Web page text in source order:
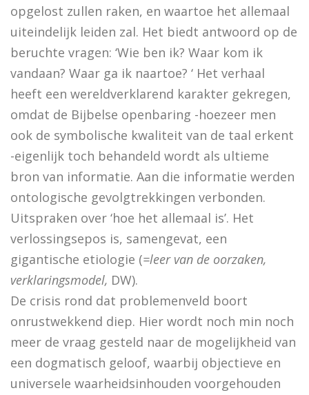
over identiteit
Erasmus: Sometimes a Spin Doctor is Right
levensbeschouwelijke vakken.
God is een vluchteling. De terugkeer van het
De visie van Freinet
I judge no one. A political life of Jesus
On Time, Punctuality, and Discipline in Early
Bach, muziek als een wenk uit de hemel
Kierkegaard’s Muse. The mystery of Regine Olson
De Bijbel in de Lage Landen
opgelost zullen raken, en waartoe het allemaal
uiteindelijk leiden zal. Het biedt antwoord op de
beruchte vragen: ‘Wie ben ik? Waar kom ik
vandaan? Waar ga ik naartoe? ‘ Het verhaal
heeft een wereldverklarend karakter gekregen,
omdat de Bijbelse openbaring -hoezeer men
ook de symbolische kwaliteit van de taal erkent
-eigenlijk toch behandeld wordt als ultieme
bron van informatie. Aan die informatie werden
ontologische gevolgtrekkingen verbonden.
Uitspraken over ‘hoe het allemaal is’. Het
verlossingsepos is, samengevat, een
gigantische etiologie (=leer van de oorzaken,
verklaringsmodel, DW).
De crisis rond dat problemenveld boort
onrustwekkend diep. Hier wordt noch min noch
meer de vraag gesteld naar de mogelijkheid van
een dogmatisch geloof, waarbij objectieve en
universele waarheidsinhouden voorgehouden